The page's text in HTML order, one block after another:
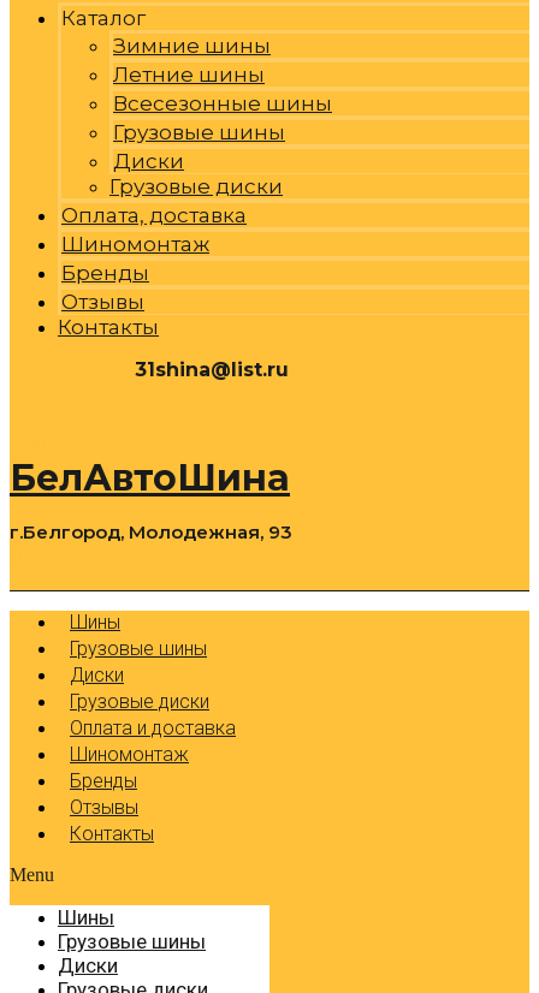
Каталог
Зимние шины
Летние шины
Всесезонные шины
Грузовые шины
Диски
Грузовые диски
Оплата, доставка
Шиномонтаж
Бренды
Отзывы
Контакты
31shina@list.ru
БелАвтоШина
г.Белгород, Молодежная, 93
Шины
Грузовые шины
Диски
Грузовые диски
Оплата и доставка
Шиномонтаж
Бренды
Отзывы
Контакты
Menu
Шины
Грузовые шины
Диски